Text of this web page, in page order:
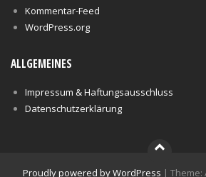
Kommentar-Feed
WordPress.org
ALLGEMEINES
Impressum & Haftungsausschluss
Datenschutzerklärung
Proudly powered by WordPress | Theme: